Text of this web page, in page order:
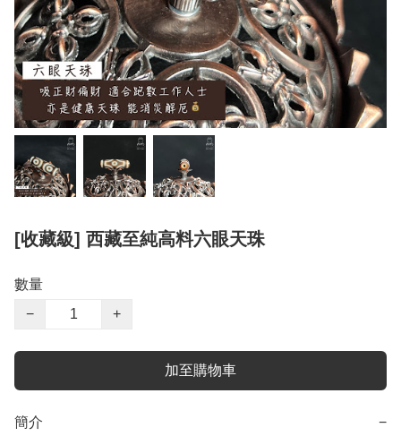
[收藏級] 西藏至純高料六眼天珠
數量
−
+
加至購物車
簡介 −